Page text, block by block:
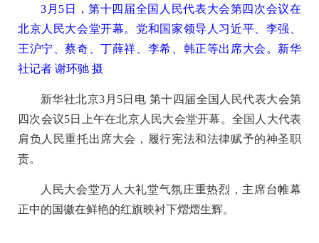
3月5日，第十四届全国人民代表大会第四次会议在
北京人民大会堂开幕。党和国家领导人习近平、李强、
王沪宁、蔡奇、丁薛祥、李希、韩正等出席大会。新华
社记者 谢环驰 摄
新华社北京3月5日电 第十四届全国人民代表大会第
四次会议5日上午在北京人民大会堂开幕。全国人大代表
肩负人民重托出席大会，履行宪法和法律赋予的神圣职
责。
人民大会堂万人大礼堂气氛庄重热烈，主席台帷幕
正中的国徽在鲜艳的红旗映衬下熠熠生辉。